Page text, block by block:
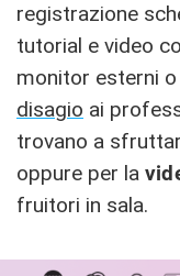
registrazione
tutorial e video
monitor esterni
disagio ai
trovano a
oppure per la
fruitori in sala.